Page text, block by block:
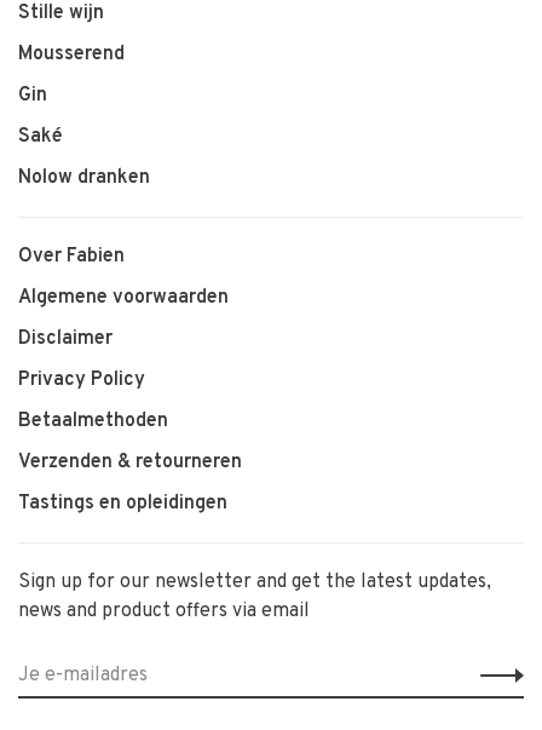
Stille wijn
Mousserend
Gin
Saké
Nolow dranken
Over Fabien
Algemene voorwaarden
Disclaimer
Privacy Policy
Betaalmethoden
Verzenden & retourneren
Tastings en opleidingen
Sign up for our newsletter and get the latest updates,
news and product offers via email